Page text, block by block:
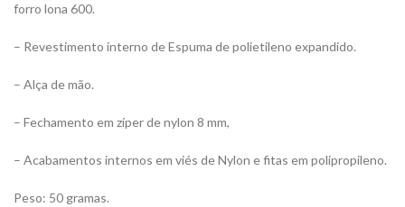
forro lona 600.
– Revestimento interno de Espuma de polietileno expandido.
– Alça de mão.
– Fechamento em zíper de nylon 8 mm,
– Acabamentos internos em viés de Nylon e fitas em polipropileno.
Peso: 50 gramas.